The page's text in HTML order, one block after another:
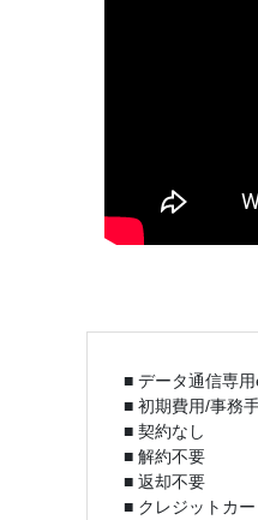
■ データ通信専
■ 初期費用/事務
■ 契約なし
■ 解約不要
■ 返却不要
■ クレジットカ